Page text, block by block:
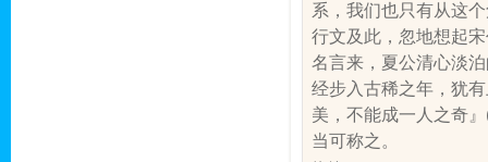
系，我们也只有从这
行文及此，忽地想起
名言来，夏公清心淡
经步入古稀之年，犹
美，不能成一人之奇
当可称之。